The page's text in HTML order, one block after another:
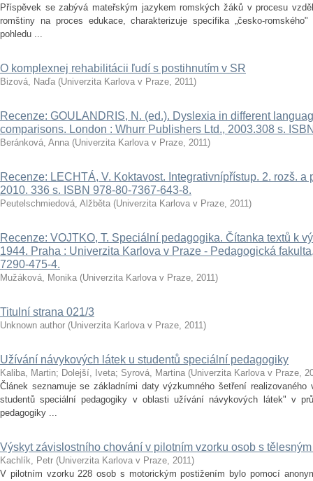
Příspěvek se zabývá mateřským jazykem romských žáků v procesu
romštiny na proces edukace, charakterizuje specifika „česko-
pohledu ...
O komplexnej rehabilitácii ľudí s postihnutím v SR
Bizová, Naďa (Univerzita Karlova v Praze, 2011)
Recenze: GOULANDRIS, N. (ed.). Dyslexia in different
comparisons. London : Whurr Publishers Ltd., 2003.308 s.
Beránková, Anna (Univerzita Karlova v Praze, 2011)
Recenze: LECHTÁ, V. Koktavost. Integrativnípřístup. 2. rozš. a
2010. 336 s. ISBN 978-80-7367-643-8.
Peutelschmiedová, Alžběta (Univerzita Karlova v Praze, 2011)
Recenze: VOJTKO, T. Speciální pedagogika. Čítanka textů k
1944. Praha : Univerzita Karlova v Praze - Pedagogická
7290-475-4.
Mužáková, Monika (Univerzita Karlova v Praze, 2011)
Titulní strana 021/3
Unknown author (Univerzita Karlova v Praze, 2011)
Užívání návykových látek u studentů speciální pedagogiky
Kaliba, Martin; Dolejší, Iveta; Syrová, Martina (Univerzita Karlova v Praze,
Článek seznamuje se základními daty výzkumného šetření realizovaného
studentů speciální pedagogiky v oblasti užívání návykových látek" v
pedagogiky ...
Výskyt závislostního chování v pilotním vzorku osob s
Kachlík, Petr (Univerzita Karlova v Praze, 2011)
V pilotním vzorku 228 osob s motorickým postižením bylo pomocí